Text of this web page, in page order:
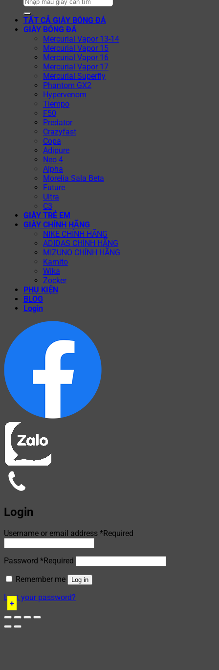
+
+
+
+
+
+
+
+
TẤT CẢ GIÀY BÓNG ĐÁ
GIÀY BÓNG ĐÁ
Mercurial Vapor 13-14
Mercurial Vapor 15
Mercurial Vapor 16
Mercurial Vapor 17
Mercurial Superfly
Phantom GX2
Hypervenom
Tiempo
F50
Predator
Crazyfast
Copa
Adipure
Neo 4
Alpha
Morelia Sala Beta
Future
Ultra
C3
GIÀY TRẺ EM
GIÀY CHÍNH HÃNG
NIKE CHÍNH HÃNG
ADIDAS CHÍNH HÃNG
MIZUNO CHÍNH HÃNG
Kamito
Wika
Zocker
PHỤ KIỆN
BLOG
Login
Login
Username or email address *Required
Password *Required
Remember me
Log in
Lost your password?